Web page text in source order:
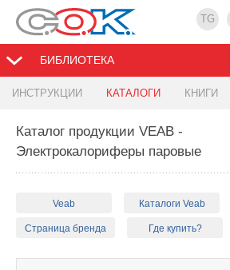
TG
БИБЛИОТЕКА
ИНСТРУКЦИИ КАТАЛОГИ КНИГИ
Каталог продукции VEAB -
Электрокалориферы паровые
Veab Каталоги Veab
Страница бренда Где купить?